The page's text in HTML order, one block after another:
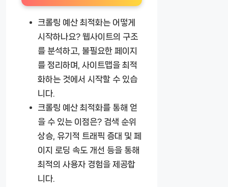
크롤링 예산 최적화는 어떻게
시작하나요? 웹사이트의 구조
를 분석하고, 불필요한 페이지
를 정리하며, 사이트맵을 최적
화하는 것에서 시작할 수 있습
니다.
크롤링 예산 최적화를 통해 얻
을 수 있는 이점은? 검색 순위
상승, 유기적 트래픽 증대 및 페
이지 로딩 속도 개선 등을 통해
최적의 사용자 경험을 제공합
니다.